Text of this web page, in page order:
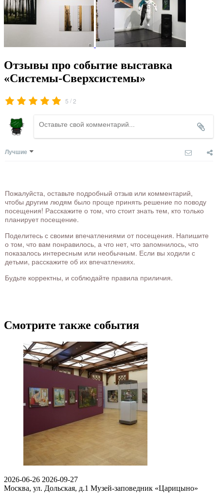
Отзывы про событие выставка
«Системы-Сверхсистемы»
5 /2
Лучшие
Пожалуйста, оставьте подробный отзыв или комментарий,
чтобы другим людям было проще принять решение по поводу
посещения! Расскажите о том, что стоит знать тем, кто только
планирует посещение.
Поделитесь с своими впечатлениями от посещения. Напишите
о том, что вам понравилось, а что нет, что запомнилось, что
показалось интересным или необычным. Если вы ходили с
детьми, расскажите об их впечатлениях.
Будьте корректны, и соблюдайте правила приличия.
Смотрите также события
2026-06-26 2026-09-27
Москва, ул. Дольская, д.1 Музей-заповедник «Царицыно»